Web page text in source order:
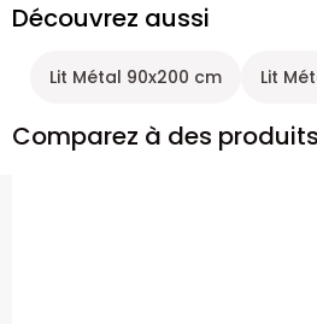
Découvrez aussi
Lit Métal 90x200 cm Lit
Comparez à des